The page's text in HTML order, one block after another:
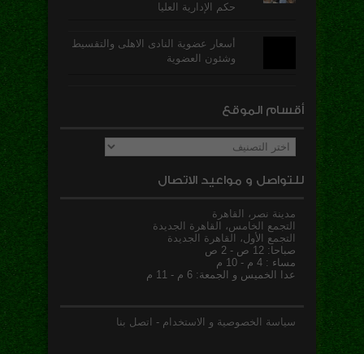
حكم الإدارية العليا
أسعار عضوية النادى الاهلى والتقسيط
وشئون العضوية
أقسام الموقع
أقسام
الموقع
للتواصل و مواعيد الاتصال
مدينة نصر، القاهرة
التجمع الخامس، القاهرة الجديدة
التجمع الأول، القاهرة الجديدة
صباحا: 12 ص - 2 ص
مساء : 4 م - 10 م
عدا الخميس و الجمعة: 6 م - 11 م
سياسة الخصوصية و الاستخدام - اتصل بنا